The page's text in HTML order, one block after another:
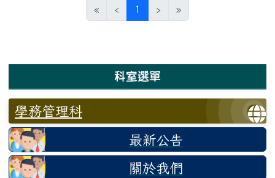
« ‹ 1 (目前頁次)
› »
科室選單
學務管理科
最新公告
關於我們